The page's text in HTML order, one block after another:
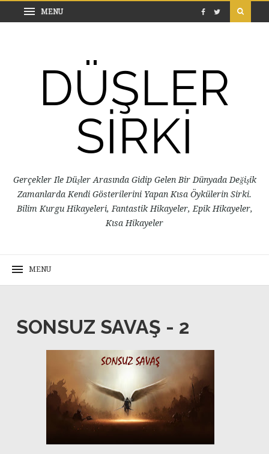
DÜŞLER
SİRKİ
Gerçekler Ile Düşler Arasında Gidip Gelen Bir Dünyada Değişik
Zamanlarda Kendi Gösterilerini Yapan Kısa Öykülerin Sirki.
Bilim Kurgu Hikayeleri, Fantastik Hikayeler, Epik Hikayeler,
Kısa Hikayeler
SONSUZ SAVAŞ - 2